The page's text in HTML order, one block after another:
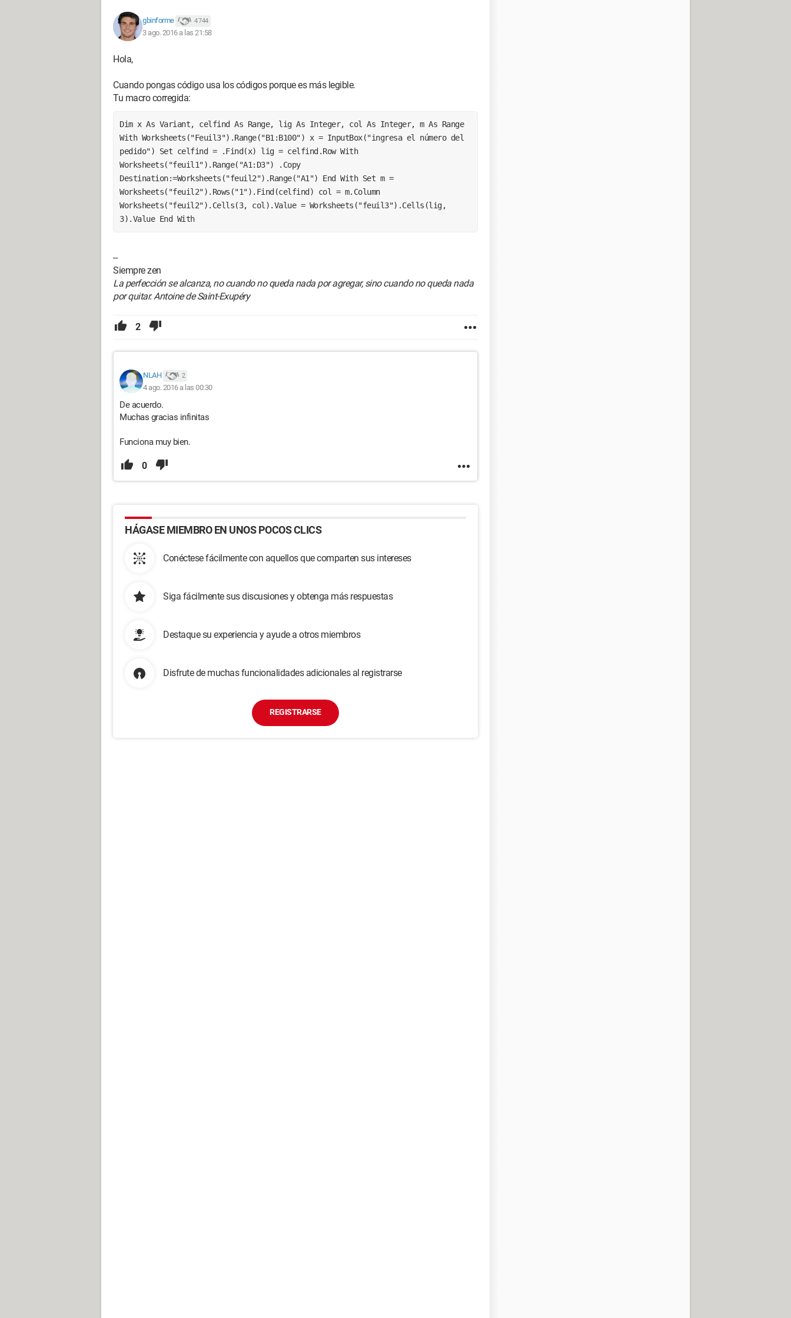
End With
Por favor, ayúdame si puedes,
Gracias
gbinforme 4 744
3 ago. 2016 a las 21:58
Hola,
Cuando pongas código usa los códigos porque es más legible.
Tu macro corregida:
Dim x As Variant, celfind As Range, lig As Integer, col As Integer, m As Range
With Worksheets("Feuil3").Range("B1:B100") x = InputBox("ingresa el número del
pedido") Set celfind = .Find(x) lig = celfind.Row With
Worksheets("feuil1").Range("A1:D3") .Copy
Destination:=Worksheets("feuil2").Range("A1") End With Set m =
Worksheets("feuil2").Rows("1").Find(celfind) col = m.Column
Worksheets("feuil2").Cells(3, col).Value = Worksheets("feuil3").Cells(lig,
3).Value End With
--
Siempre zen
La perfección se alcanza, no cuando no queda nada por agregar, sino cuando no queda nada
por quitar. Antoine de Saint-Exupéry
2
NLAH 2
4 ago. 2016 a las 00:30
De acuerdo.
Muchas gracias infinitas
Funciona muy bien.
0
HÁGASE MIEMBRO EN UNOS POCOS CLICS
Conéctese fácilmente con aquellos que comparten sus intereses
Siga fácilmente sus discusiones y obtenga más respuestas
Destaque su experiencia y ayude a otros miembros
Disfrute de muchas funcionalidades adicionales al registrarse
REGISTRARSE